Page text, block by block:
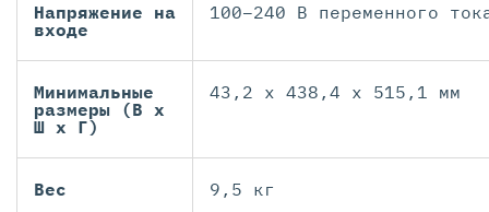
Напряжение на
входе
100–240 В переменного
Минимальные
размеры (В x
Ш x Г)
43,2 x 438,4 x 515,1 мм
Вес 9,5 кг